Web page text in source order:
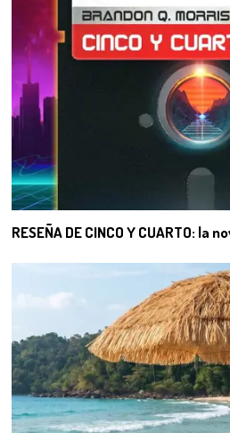
RESEÑA DE CINCO Y CUARTO: la